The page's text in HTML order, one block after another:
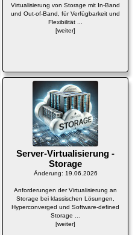
Virtualisierung von Storage mit In-Band
und Out-of-Band, für Verfügbarkeit und
Flexibilität ...
[weiter]
Server-Virtualisierung -
Storage
Änderung: 19.06.2026
Anforderungen der Virtualisierung an
Storage bei klassischen Lösungen,
Hyperconverged und Software-defined
Storage ...
[weiter]